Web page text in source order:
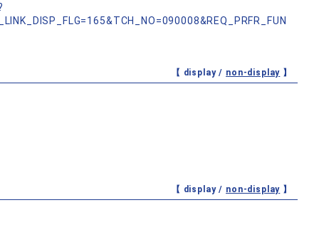
【 display / non-display 】
【 display / non-display 】